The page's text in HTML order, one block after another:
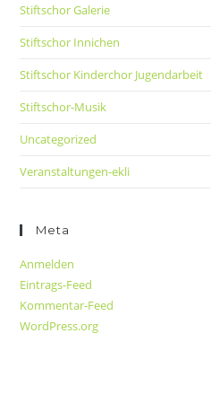
Stiftschor Galerie
Stiftschor Innichen
Stiftschor Kinderchor Jugendarbeit
Stiftschor-Musik
Uncategorized
Veranstaltungen-ekli
Meta
Anmelden
Eintrags-Feed
Kommentar-Feed
WordPress.org